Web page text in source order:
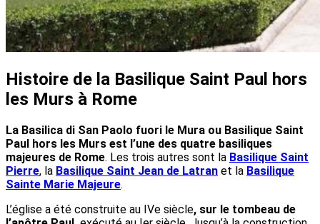
Histoire de la Basilique Saint Paul hors
les Murs à Rome
La Basilica di San Paolo fuori le Mura ou Basilique Saint
Paul hors les Murs est l’une des quatre basiliques
majeures de Rome. Les trois autres sont la Basilique Saint
Pierre, la Basilique Saint Jean de Latran et la Basilique
Sainte Marie Majeure.
L’église a été construite au IVe siècle, sur le tombeau de